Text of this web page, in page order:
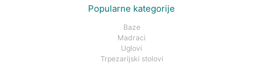
Popularne kategorije
Baze
Madraci
Uglovi
Trpezarijski stolovi